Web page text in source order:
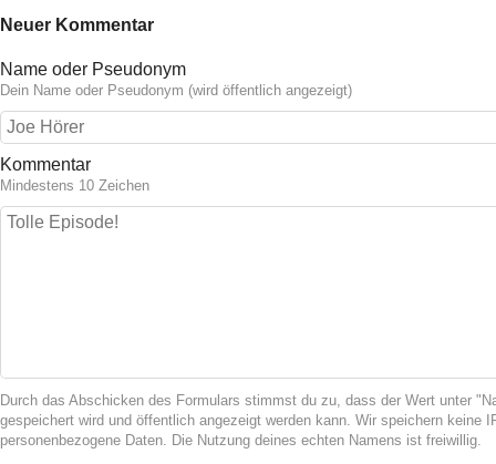
Neuer Kommentar
Name oder Pseudonym
Dein Name oder Pseudonym (wird öffentlich angezeigt)
Kommentar
Mindestens 10 Zeichen
Durch das Abschicken des Formulars stimmst du zu, dass der Wert unter
gespeichert wird und öffentlich angezeigt werden kann. Wir speichern keine
personenbezogene Daten. Die Nutzung deines echten Namens ist freiwillig.